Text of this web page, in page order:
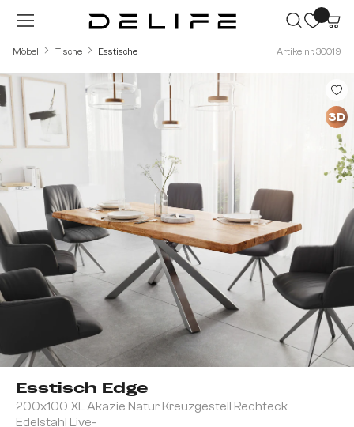
Zum Hauptinhalt springen
Möbel Tische Esstische Artikelnr.: 30019
Esstisch Edge
200x100 XL Akazie Natur Kreuzgestell Rechteck
Edelstahl Live-
Bildergalerie überspringen
3D